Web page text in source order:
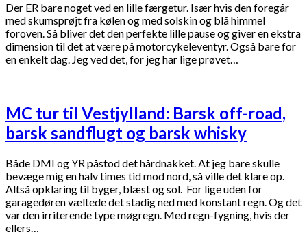
Der ER bare noget ved en lille færgetur. Især hvis den foregår
med skumsprøjt fra kølen og med solskin og blå himmel
foroven. Så bliver det den perfekte lille pause og giver en ekstra
dimension til det at være på motorcykeleventyr. Også bare for
en enkelt dag. Jeg ved det, for jeg har lige prøvet…
MC tur til Vestjylland: Barsk off-road,
barsk sandflugt og barsk whisky
Både DMI og YR påstod det hårdnakket. At jeg bare skulle
bevæge mig en halv times tid mod nord, så ville det klare op.
Altså opklaring til byger, blæst og sol. For lige uden for
garagedøren væltede det stadig ned med konstant regn. Og det
var den irriterende type møgregn. Med regn-fygning, hvis der
ellers…